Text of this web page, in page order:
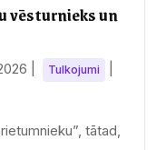
vēsturnieks un
Tulkojumi
tātad,